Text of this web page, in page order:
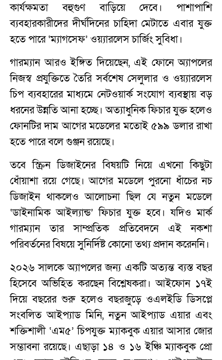
কার্যক্ষমতা বহুগুণ বাড়িয়ে দেবে। পাশাপাশি
ব্যবহারকারীদের দীর্ঘদিনের চাহিদা মেটাতে এবার যুক্ত
হতে পারে ‘ম্যাগসেফ’ ওয়্যারলেস চার্জিং সুবিধা।
গারম্যান আরও ইঙ্গিত দিয়েছেন, এই ফোনে অ্যাপলের
নিজস্ব প্রযুক্তিতে তৈরি সর্বশেষ সেলুলার ও ওয়‍্যারলেস
চিপ ব্যবহারের মাধ্যমে নেটওয়ার্ক সংযোগ ব্যবস্থায় বড়
ধরনের উন্নতি আনা হচ্ছে। অত্যাধুনিক ফিচার যুক্ত হলেও
ফোনটির দাম আগের মডেলের মতোই ৫৯৯ ডলার রাখা
হতে পারে বলে গুঞ্জন রয়েছে।
তবে স্ক্রিন ডিজাইনের বিষয়টি নিয়ে এখনো কিছুটা
ধোঁয়াশা রয়ে গেছে। আগের মডেলে পুরনো ধাঁচের নচ
ডিজাইন থাকলেও আলোচনা ছিল যে নতুন মডেলে
‘ডাইনামিক আইল্যান্ড’ ফিচার যুক্ত হবে। যদিও মার্ক
গারম্যান তার সাম্প্রতিক প্রতিবেদনে এই নকশা
পরিবর্তনের বিষয়ে সুনির্দিষ্ট কোনো তথ্য প্রদান করেননি।
২০২৬ সালকে অ্যাপলের জন্য একটি অত্যন্ত ব্যস্ত বছর
হিসেবে অভিহিত করছেন বিশ্লেষকরা। আইফোন ১৭ই
দিয়ে বছরের শুরু হলেও বছরজুড়ে ওএলইডি ডিসপ্লে
সংবলিত আইপ্যাড মিনি, নতুন আইপ্যাড এয়ার এবং
শক্তিশালী ‘এম৫’ চিপযুক্ত ম্যাকবুক এয়ার আসার জোর
সম্ভাবনা রয়েছে। এছাড়া ১৪ ও ১৬ ইঞ্চি ম্যাকবুক প্রো